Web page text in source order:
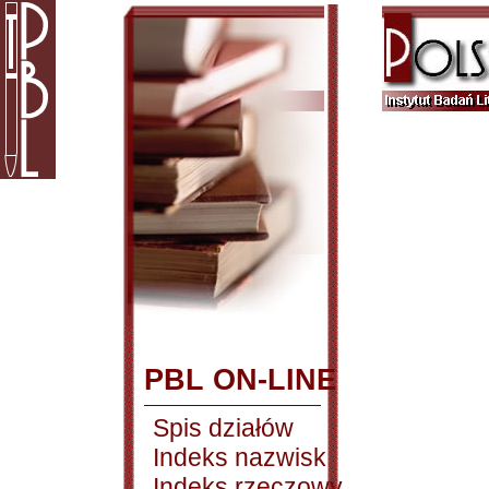
PBL ON-LINE
Spis działów
Indeks nazwisk